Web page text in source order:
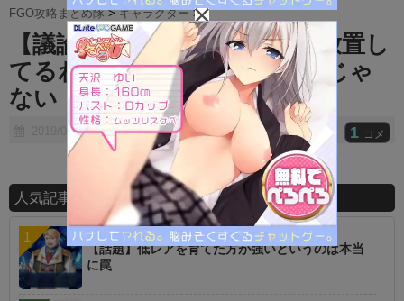
u
t
e
FGO攻略まとめ隊 >キャラクター >
【議論】使わない鯖は絆上げ放置し
てるわ ⇐使わない鯖を引くんじゃ
ない
2019/03/21 1 コメ
人気記事ランキング
【話題】低レアを育てた方が強いというのは本当
に罠